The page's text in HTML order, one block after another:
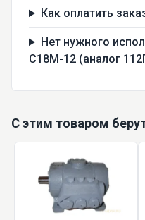
Как оплатить
Нет нужного
С18М-12 (аналог
С этим товаром